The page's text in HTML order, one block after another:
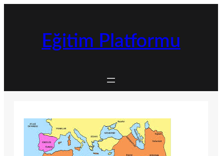
Eğitim Platformu